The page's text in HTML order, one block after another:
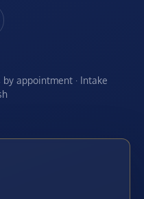
appointment · Intake